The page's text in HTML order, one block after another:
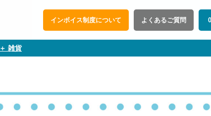
インボイス制度について よくあるご質問
＋ 雑貨